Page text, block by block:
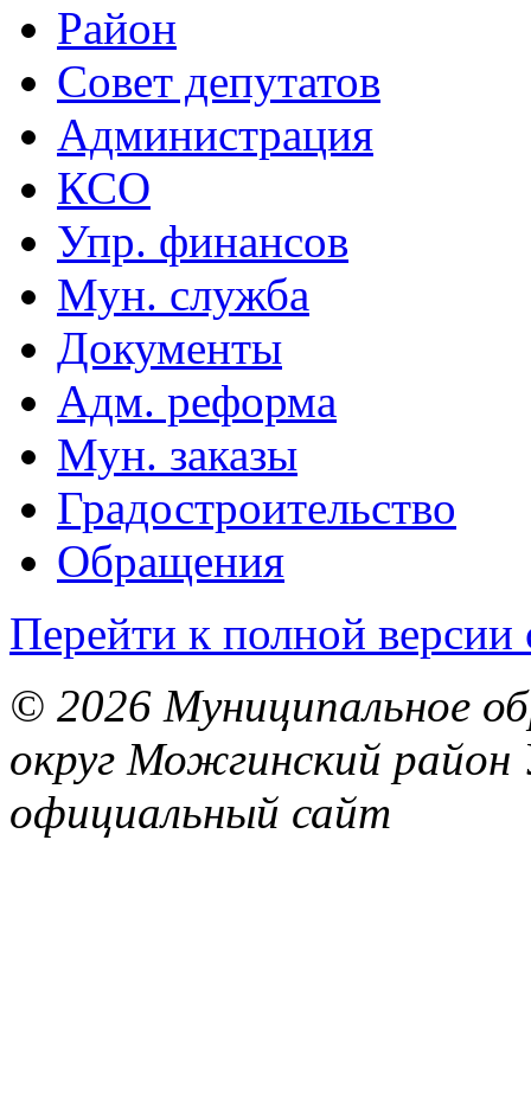
Район
Совет депутатов
Администрация
КСО
Упр. финансов
Мун. служба
Документы
Адм. реформа
Мун. заказы
Градостроительство
Обращения
Перейти к полной версии
© 2026 Муниципальное
округ Можгинский район
официальный сайт